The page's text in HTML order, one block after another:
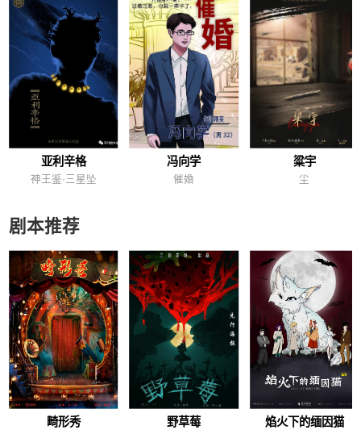
亚利辛格
神王鉴·三星坠
冯向学
催婚
粱宇
尘
剧本推荐
畸形秀 野草莓 焰火下的缅因猫